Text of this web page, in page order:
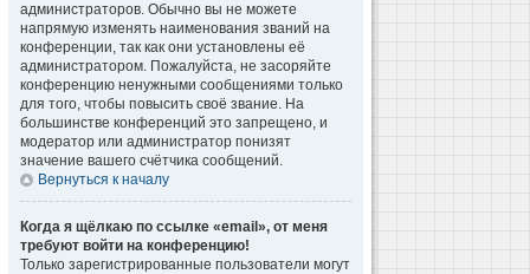
администраторов. Обычно вы не можете
напрямую изменять наименования званий на
конференции, так как они установлены её
администратором. Пожалуйста, не засоряйте
конференцию ненужными сообщениями только
для того, чтобы повысить своё звание. На
большинстве конференций это запрещено, и
модератор или администратор понизят
значение вашего счётчика сообщений.
Вернуться к началу
Когда я щёлкаю по ссылке «email», от меня
требуют войти на конференцию!
Только зарегистрированные пользователи могут